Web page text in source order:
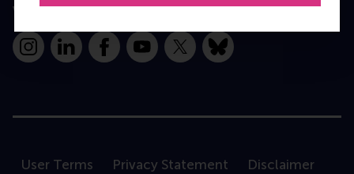
Volg ons
InstagramLinkedInFacebookYouTube
X Bluesky
User Terms Privacy Statement
Disclaimer